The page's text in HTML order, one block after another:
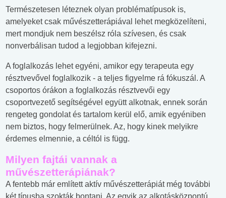
Természetesen léteznek olyan problématípusok is,
amelyeket csak művészetterápiával lehet megközelíteni,
mert mondjuk nem beszélsz róla szívesen, és csak
nonverbálisan tudod a legjobban kifejezni.
A foglalkozás lehet egyéni, amikor egy terapeuta egy
résztvevővel foglalkozik - a teljes figyelme rá fókuszál. A
csoportos órákon a foglalkozás résztvevői egy
csoportvezető segítségével együtt alkotnak, ennek során
rengeteg gondolat és tartalom kerül elő, amik egyéniben
nem biztos, hogy felmerülnek. Az, hogy kinek melyikre
érdemes elmennie, a céltól is függ.
Milyen fajtái vannak a
művészetterápiának?
A fentebb már említett aktív művészetterápiát még további